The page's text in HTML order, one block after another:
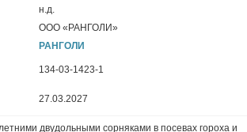
н.д.
ООО «РАНГОЛИ»
РАНГОЛИ
134-03-1423-1
27.03.2027
двудольными сорняками в посевах гороха и